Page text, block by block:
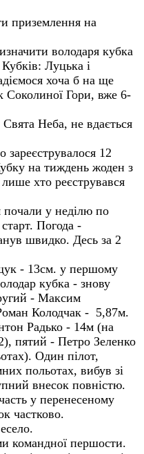
приземлення на
володаря кубка
Луцька і
хоча б на ще
Соколиної Гори, вже 6-
Неба, не вдається
12
на тиждень жоден з
хто реєструвався
почали у неділю по
Погода -
швидко. Десь за 2
- 13см. у першому
кубка - знову
- Максим
Колодчак - 5,87м.
Радько - 14м (на
пятий - Петро Зеленко
Один пілот,
польотах, вибув зі
внесок повністю.
у перенесеному
частково.
командної першости.